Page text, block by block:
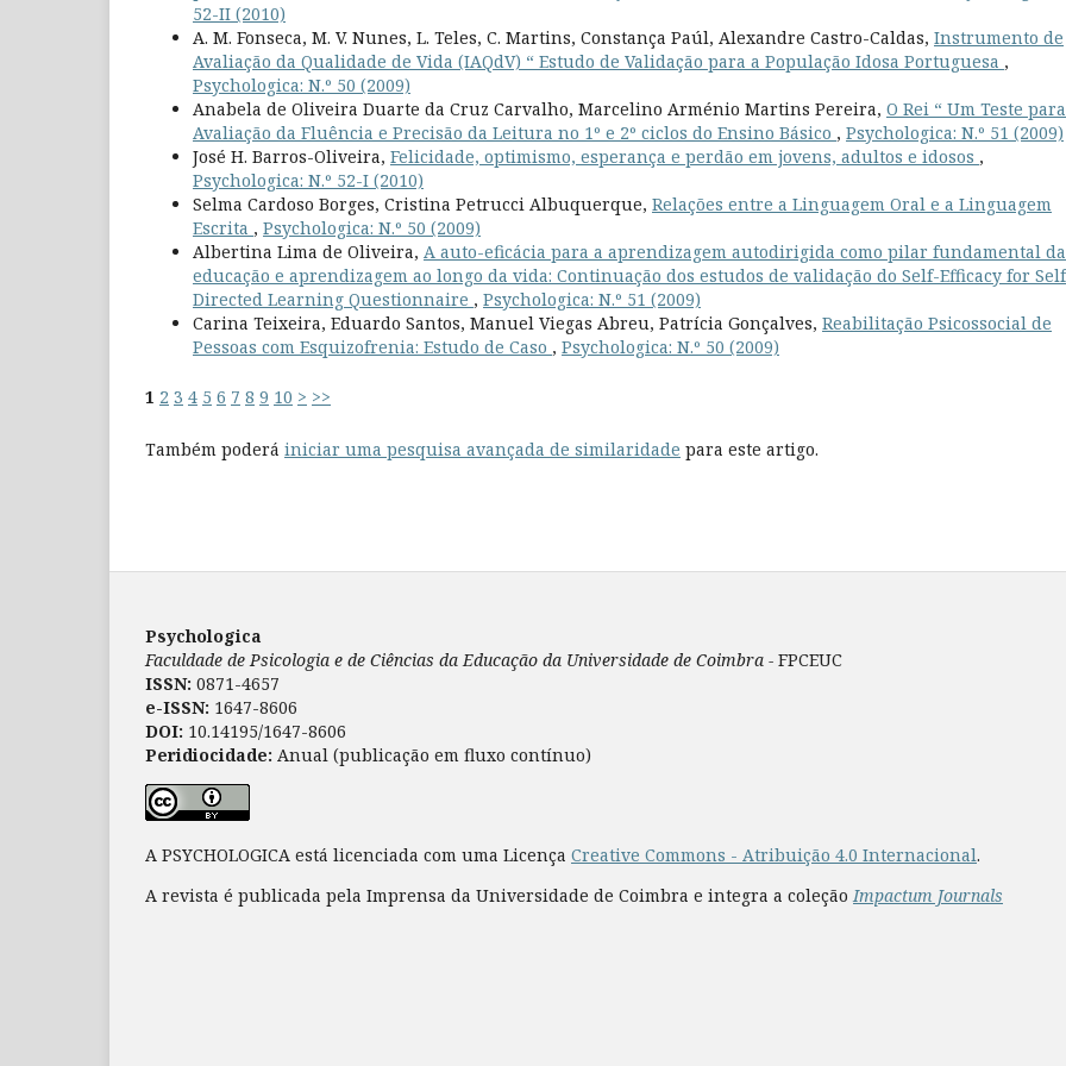
52-II (2010)
A. M. Fonseca, M. V. Nunes, L. Teles, C. Martins, Constança Paúl, Alexandre Castro-Caldas, Instrumento de
Avaliação da Qualidade de Vida (IAQdV) “ Estudo de Validação para a População Idosa Portuguesa ,
Psychologica: N.º 50 (2009)
Anabela de Oliveira Duarte da Cruz Carvalho, Marcelino Arménio Martins Pereira, O Rei “ Um Teste para
Avaliação da Fluência e Precisão da Leitura no 1º e 2º ciclos do Ensino Básico , Psychologica: N.º 51 (2009)
José H. Barros-Oliveira, Felicidade, optimismo, esperança e perdão em jovens, adultos e idosos ,
Psychologica: N.º 52-I (2010)
Selma Cardoso Borges, Cristina Petrucci Albuquerque, Relações entre a Linguagem Oral e a Linguagem
Escrita , Psychologica: N.º 50 (2009)
Albertina Lima de Oliveira, A auto-eficácia para a aprendizagem autodirigida como pilar fundamental da
educação e aprendizagem ao longo da vida: Continuação dos estudos de validação do Self-Efficacy for
Directed Learning Questionnaire , Psychologica: N.º 51 (2009)
Carina Teixeira, Eduardo Santos, Manuel Viegas Abreu, Patrícia Gonçalves, Reabilitação Psicossocial de
Pessoas com Esquizofrenia: Estudo de Caso , Psychologica: N.º 50 (2009)
1 2 3 4 5 6 7 8 9 10 > >>
Também poderá iniciar uma pesquisa avançada de similaridade para este artigo.
Psychologica
Faculdade de Psicologia e de Ciências da Educação da Universidade de Coimbra - FPCEUC
ISSN: 0871-4657
e-ISSN: 1647-8606
DOI: 10.14195/1647-8606
Peridiocidade: Anual (publicação em fluxo contínuo)
A PSYCHOLOGICA está licenciada com uma Licença Creative Commons - Atribuição 4.0 Internacional.
A revista é publicada pela Imprensa da Universidade de Coimbra e integra a coleçãoImpactum Journals